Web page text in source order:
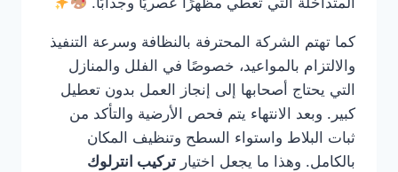
كما تهتم الشركة المحترفة بالنظافة وسرعة التنفيذ
والالتزام بالمواعيد، خصوصًا في الفلل والمنازل
التي يحتاج أصحابها إلى إنجاز العمل بدون تعطيل
كبير. وبعد الانتهاء يتم فحص الأرضية والتأكد من
ثبات البلاط واستواء السطح وتنظيف المكان
بالكامل. وهذا ما يجعل اختيار تركيب انترلوك